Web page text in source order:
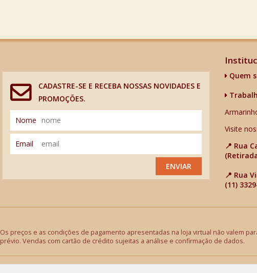
CADASTRE-SE E RECEBA NOSSAS NOVIDADES E
PROMOÇÕES.
Nome
Email
ENVIAR
Quem
Visite
📍 Rua
📍 Rua
(11)
Os preços e as condições de pagamento apresentadas na loja virtual não valem
prévio. Vendas com cartão de crédito sujeitas a análise e confirmação de dados.